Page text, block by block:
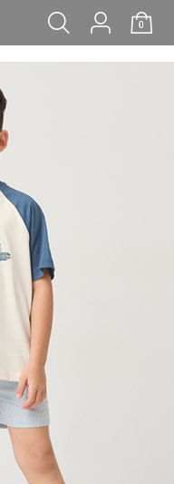
0
KIDS BABY